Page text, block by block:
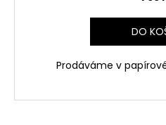
DO
Prodáváme v